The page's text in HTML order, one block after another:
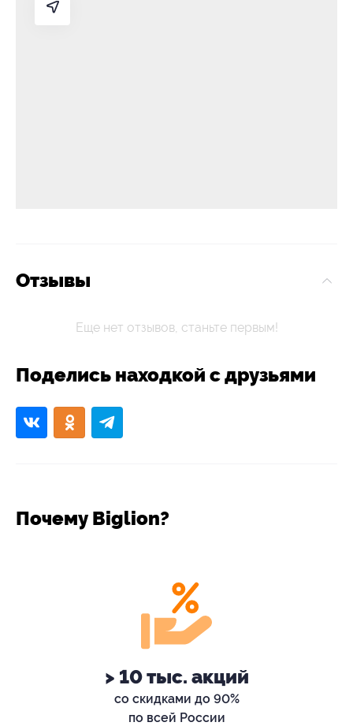
Отзывы
Еще нет отзывов, станьте первым!
Поделись находкой с друзьями
Почему Biglion?
> 10 тыс. акций
со скидками до 90%
по всей России